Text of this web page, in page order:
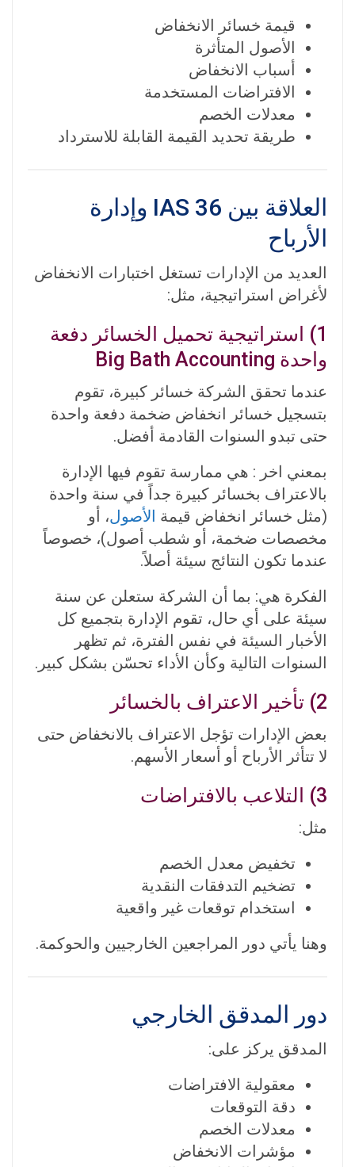
قيمة خسائر الانخفاض
الأصول المتأثرة
أسباب الانخفاض
الافتراضات المستخدمة
معدلات الخصم
طريقة تحديد القيمة القابلة للاسترداد
العلاقة بين IAS 36 وإدارة
الأرباح
العديد من الإدارات تستغل اختبارات الانخفاض
لأغراض استراتيجية، مثل:
1)
استراتيجية تحميل الخسائر دفعة
واحدة Big Bath Accounting
عندما تحقق الشركة خسائر كبيرة، تقوم
بتسجيل خسائر انخفاض ضخمة دفعة واحدة
حتى تبدو السنوات القادمة أفضل.
بمعني اخر : هي ممارسة تقوم فيها الإدارة
بالاعتراف بخسائر كبيرة جداً في سنة واحدة
(مثل خسائر انخفاض قيمة الأصول، أو
مخصصات ضخمة، أو شطب أصول)، خصوصاً
عندما تكون النتائج سيئة أصل.
الفكرة هي: بما أن الشركة ستعلن عن سنة
سيئة على أي حال، تقوم الإدارة بتجميع كل
الأخبار السيئة في نفس الفترة، ثم تظهر
السنوات التالية وكأن الأداء تحسّن بشكل كبير.
2) تأخير الاعتراف بالخسائر
بعض الإدارات تؤجل الاعتراف بالانخفاض حتى
لا تتأثر الأرباح أو أسعار الأسهم.
3) التلاعب بالافتراضات
مثل:
تخفيض معدل الخصم
تضخيم التدفقات النقدية
استخدام توقعات غير واقعية
وهنا يأتي دور المراجعين الخارجيين والحوكمة.
دور المدقق الخارجي
المدقق يركز على:
معقولية الافتراضات
دقة التوقعات
معدلات الخصم
مؤشرات الانخفاض